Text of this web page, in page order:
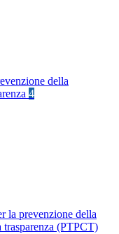
della
4
la prevenzione della
trasparenza (PTPCT)